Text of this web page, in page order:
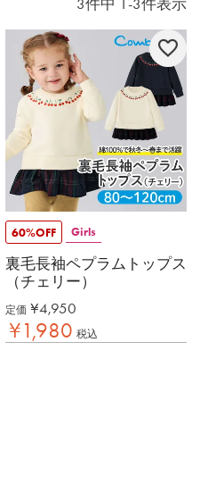
3件中 1 -3件表示
60%OFF Girls
裏毛長袖ペプラムトップス
（チェリー）
定価 ¥4,950
¥1,980 税込